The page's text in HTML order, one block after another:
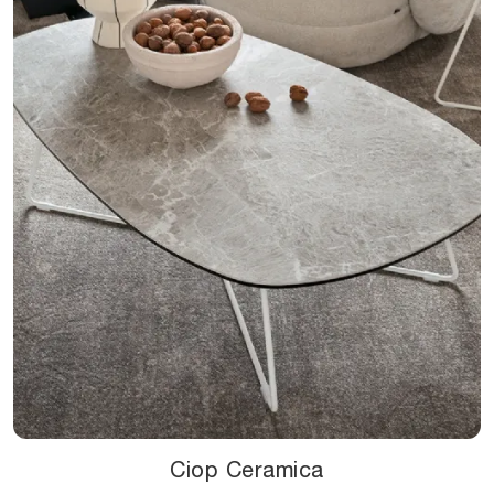
Ciop Ceramica